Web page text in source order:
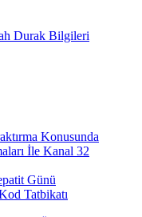
Durak Bilgileri
Konusunda
İle Kanal 32
Günü
Tatbikatı